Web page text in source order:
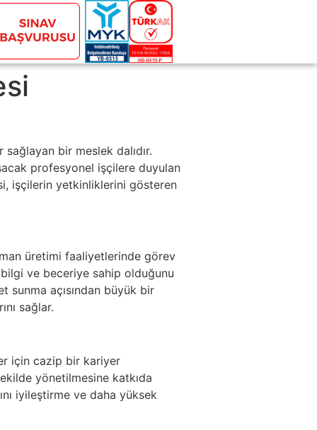
bir meslek dalıdır.
profesyonel işçilere duyulan
işçilerin yetkinliklerini gösteren
üretimi faaliyetlerinde görev
ve beceriye sahip olduğunu
sunma açısından büyük bir
sağlar.
için cazip bir kariyer
yönetilmesine katkıda
iyileştirme ve daha yüksek